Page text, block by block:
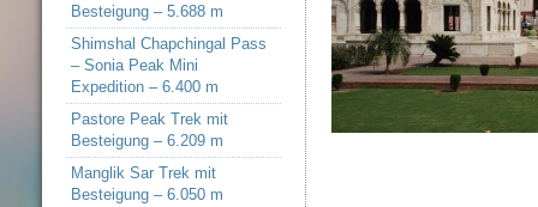
Besteigung – 5.688 m
Shimshal Chapchingal Pass
– Sonia Peak Mini
Expedition – 6.400 m
Pastore Peak Trek mit
Besteigung – 6.209 m
Manglik Sar Trek mit
Besteigung – 6.050 m